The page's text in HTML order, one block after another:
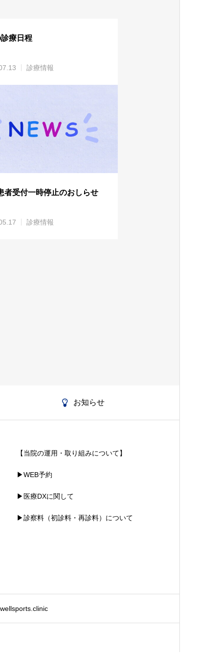
療日程
診療情報
者受付一時停止のおしらせ
診療情報
お知らせ
【当院の運用・取り組みについて】
▶WEB予約
▶医療DXに関して
▶診察料（初診料・再診料）について